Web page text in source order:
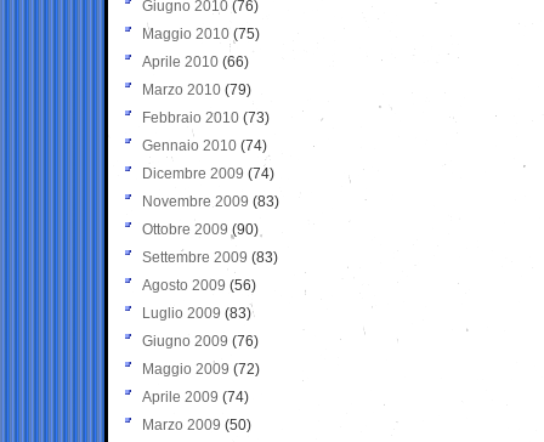
Giugno 2010 (76)
Maggio 2010 (75)
Aprile 2010 (66)
Marzo 2010 (79)
Febbraio 2010 (73)
Gennaio 2010 (74)
Dicembre 2009 (74)
Novembre 2009 (83)
Ottobre 2009 (90)
Settembre 2009 (83)
Agosto 2009 (56)
Luglio 2009 (83)
Giugno 2009 (76)
Maggio 2009 (72)
Aprile 2009 (74)
Marzo 2009 (50)